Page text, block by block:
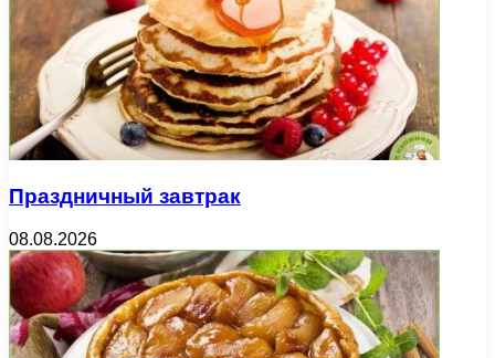
Праздничный завтрак
08.08.2026